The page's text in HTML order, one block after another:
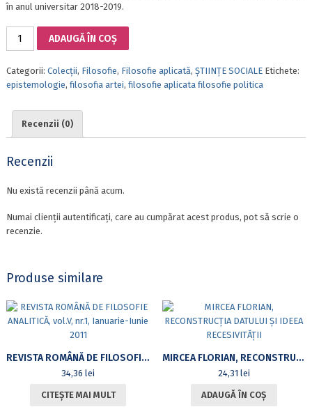
în anul universitar 2018-2019.
APARENȚĂ,
EVIDENTĂ
TEME,
ȘI
DE
ÎN
ACTUALITATE.
CONFERINȚELE
DOCTORALE
DE
UNIVERSITATEA
07.12.2018
ADAUGĂ ÎN COȘ
Categorii: Colecții, Filosofie, Filosofie aplicată, ȘTIINȚE SOCIALE Etichete:
epistemologie, filosofia artei, filosofie aplicata filosofie politica
Recenzii (0)
Recenzii
Nu există recenzii până acum.
Numai clienții autentificați, care au cumpărat acest produs, pot să scrie o
recenzie.
Produse similare
REVISTA ROMÂNĂ DE FILOSOFIE ANALITICĂ, VOL.V, NR.1, IANUARIE-IUNIE 2011
34,36 lei
CITEȘTE MAI MULT
MIRCEA FLORIAN, RECONSTRUCȚIA DATULUI ȘI IDEEA RECESIVITĂȚII
24,31 lei
ADAUGĂ ÎN COȘ